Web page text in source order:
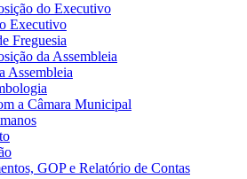
do Executivo
Executivo
Freguesia
da Assembleia
Assembleia
a Câmara Municipal
GOP e Relatório de Contas